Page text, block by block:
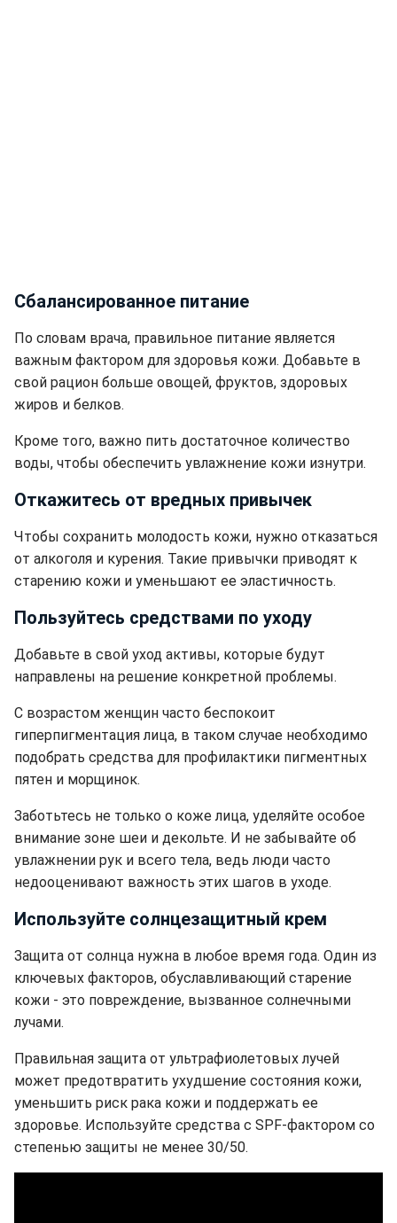
Сбалансированное питание
По словам врача, правильное питание является
важным фактором для здоровья кожи. Добавьте в
свой рацион больше овощей, фруктов, здоровых
жиров и белков.
Кроме того, важно пить достаточное количество
воды, чтобы обеспечить увлажнение кожи изнутри.
Откажитесь от вредных привычек
Чтобы сохранить молодость кожи, нужно отказаться
от алкоголя и курения. Такие привычки приводят к
старению кожи и уменьшают ее эластичность.
Пользуйтесь средствами по уходу
Добавьте в свой уход активы, которые будут
направлены на решение конкретной проблемы.
С возрастом женщин часто беспокоит
гиперпигментация лица, в таком случае необходимо
подобрать средства для профилактики пигментных
пятен и морщинок.
Заботьтесь не только о коже лица, уделяйте особое
внимание зоне шеи и декольте. И не забывайте об
увлажнении рук и всего тела, ведь люди часто
недооценивают важность этих шагов в уходе.
Используйте солнцезащитный крем
Защита от солнца нужна в любое время года. Один из
ключевых факторов, обуславливающий старение
кожи - это повреждение, вызванное солнечными
лучами.
Правильная защита от ультрафиолетовых лучей
может предотвратить ухудшение состояния кожи,
уменьшить риск рака кожи и поддержать ее
здоровье. Используйте средства с SPF-фактором со
степенью защиты не менее 30/50.